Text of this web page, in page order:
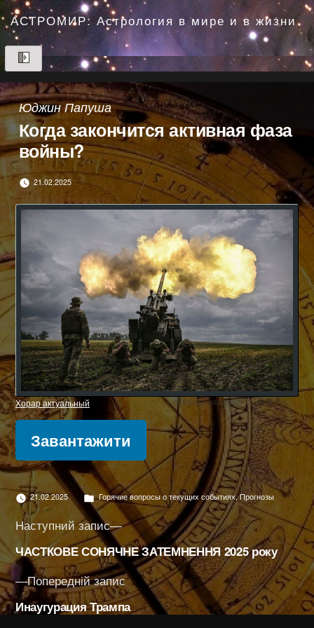
Перейти
до
вмісту
АСТРОМИР: Астрология в мире и в жизни
Юджин Папуша
Когда закончится активная фаза
войны?
21.02.2025
Хорар актуальный
Завантажити
21.02.2025
Опубліковано
в
Горячие вопросы о текущих событиях,Прогнозы
Навігація
записів
Попередній записПопередній
запис:
Инаугурация Трампа
Наступний запис
Наступний
запис:
ЧАСТКОВЕ СОНЯЧНЕ ЗАТЕМНЕННЯ 2025 року